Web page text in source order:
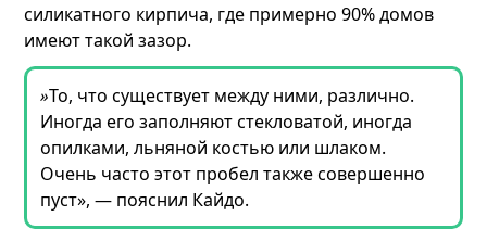
силикатного кирпича, где примерно 90% домов
имеют такой зазор.
»То, что существует между ними, различно.
Иногда его заполняют стекловатой, иногда
опилками, льняной костью или шлаком.
Очень часто этот пробел также совершенно
пуст», — пояснил Кайдо.